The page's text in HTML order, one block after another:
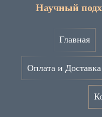
Научный
Главная
Оплата и Доставка